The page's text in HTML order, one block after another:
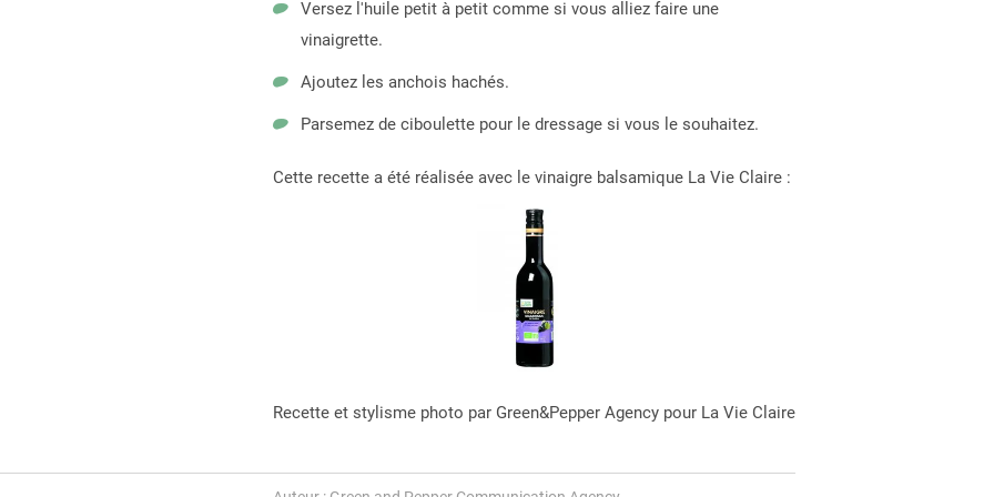
Versez l'huile petit à petit comme si vous alliez faire une
vinaigrette.
Ajoutez les anchois hachés.
Parsemez de ciboulette pour le dressage si vous le souhaitez.
Cette recette a été réalisée avec le vinaigre balsamique La Vie Claire :
Recette et stylisme photo par Green&Pepper Agency pour La Vie Claire